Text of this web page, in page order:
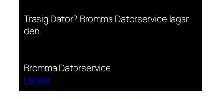
Trasig Dator? Bromma Datorservice lagar
den.
Bromma Datorservice
Länkar